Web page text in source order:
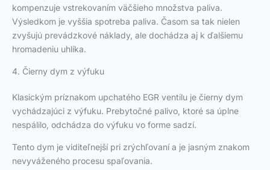
kompenzuje vstrekovaním väčšieho množstva paliva.
Výsledkom je vyššia spotreba paliva. Časom sa tak nielen
zvyšujú prevádzkové náklady, ale dochádza aj k ďalšiemu
hromadeniu uhlíka.
4. Čierny dym z výfuku
Klasickým príznakom upchatého EGR ventilu je čierny dym
vychádzajúci z výfuku. Prebytočné palivo, ktoré sa úplne
nespálilo, odchádza do výfuku vo forme sadzí.
Tento dym je viditeľnejší pri zrýchľovaní a je jasným znakom
nevyváženého procesu spaľovania.